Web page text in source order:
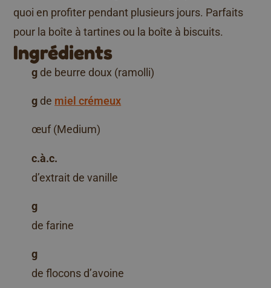
quoi en profiter pendant plusieurs jours. Parfaits
pour la boîte à tartines ou la boîte à biscuits.
Ingrédients
g de beurre doux (ramolli)
g de miel crémeux
œuf (Medium)
c.à.c.
d’extrait de vanille
g
de farine
g
de flocons d’avoine